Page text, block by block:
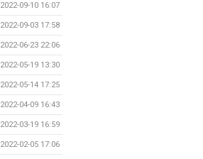
2022-09-10 16:07
2022-09-03 17:58
2022-06-23 22:06
2022-05-19 13:30
2022-05-14 17:25
2022-04-09 16:43
2022-03-19 16:59
2022-02-05 17:06